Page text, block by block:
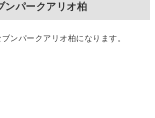
ンパークアリオ柏
ンパークアリオ柏になります。